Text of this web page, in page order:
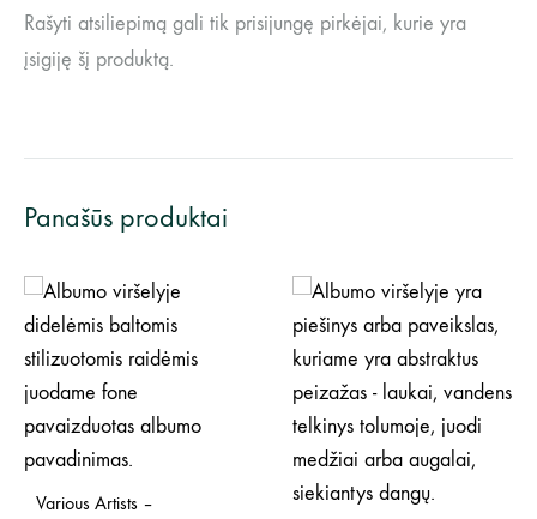
Rašyti atsiliepimą gali tik prisijungę pirkėjai, kurie yra
įsigiję šį produktą.
Panašūs produktai
Various Artists –